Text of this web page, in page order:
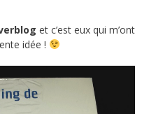
et c’est eux qui m’ont
idée !